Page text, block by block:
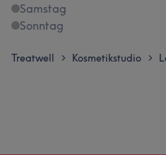
Samstag
Sonntag
Treatwell > Kosmetikstudio >